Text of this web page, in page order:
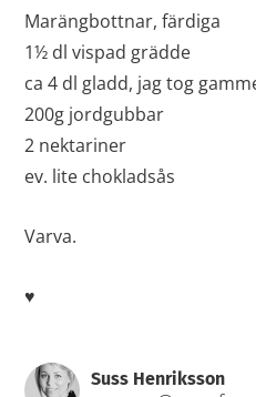
Marängbottnar, färdiga
1½ dl vispad grädde
ca 4 dl gladd, jag tog
200g jordgubbar
2 nektariner
ev. lite chokladsås
Varva.
♥
Suss Henriksson